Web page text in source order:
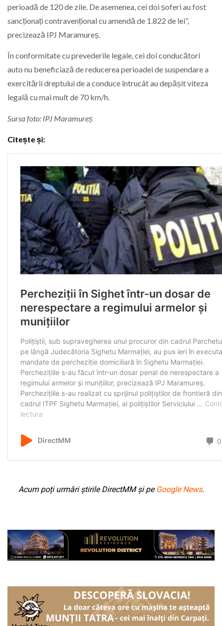
perioadă de 120 de zile. De asemenea, cei doi șoferi au fost
sancționați contravențional cu amendă de 1.822 de lei”,
precizează IPJ Maramureș.
În conformitate cu prevederile legale, cei doi conducători
auto nu beneficiază de reducerea perioadei de suspendare a
exercitării dreptului de a conduce întrucât au depășit viteza
legală cu mai mult de 70 km/h.
Sursa foto: IPJ Maramureș
Citește și:
Acum poți urmări știrile DirectMM și pe Google News.